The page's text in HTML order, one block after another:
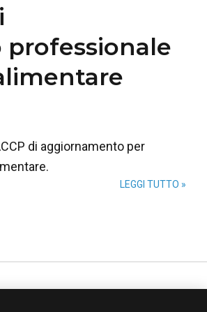
di aggiornamento per
LEGGI TUTTO »